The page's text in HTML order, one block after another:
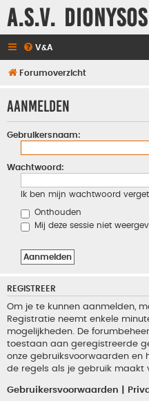
A.S.V.
V&A
Forumoverzicht
Aanmelden
Gebruikersnaam:
Wachtwoord:
Ik ben mijn wachtwoord
Onthouden
Mij deze sessie niet
REGISTREER
Om je te kunnen aanmelden,
Registratie neemt enkele
mogelijkheden. De
toestaan aan geregistreerde
onze gebruiksvoorwaarden en
de regels als je gebruik maakt
Gebruikersvoorwaarden